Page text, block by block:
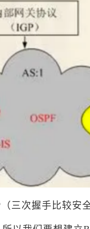
三次握手比较安